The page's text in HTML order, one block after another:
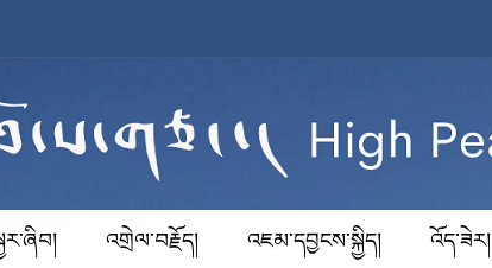
འགྲེལ་བརྗོད། འཇམ་དབྱངས་སྐྱིད། འོད་ཟེར།